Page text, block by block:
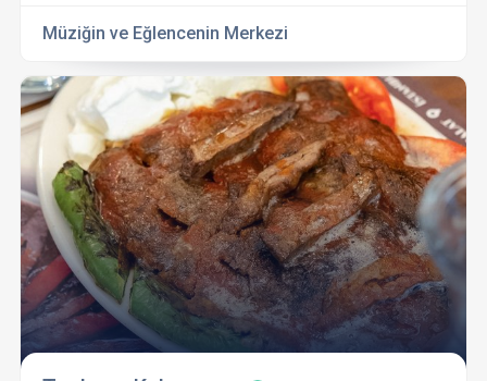
Müziğin ve Eğlencenin Merkezi